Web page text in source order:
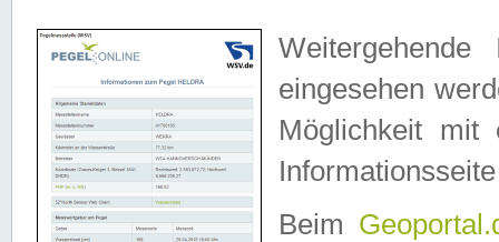
eingesehen
Möglichkeit mit
Beim